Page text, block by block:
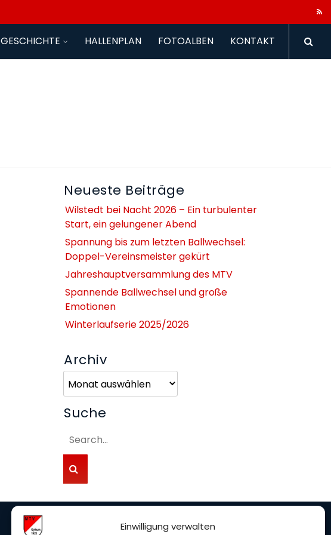
Einwilligung verwalten
GESCHICHTE HALLENPLAN FOTOALBEN KONTAKT
Neueste Beiträge
Wilstedt bei Nacht 2026 – Ein turbulenter
Start, ein gelungener Abend
Spannung bis zum letzten Ballwechsel:
Doppel-Vereinsmeister gekürt
Jahreshauptversammlung des MTV
Spannende Ballwechsel und große
Emotionen
Winterlaufserie 2025/2026
Archiv
Suche